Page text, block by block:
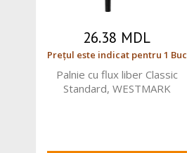
26.38 MDL
Prețul este indicat pentru 1 Buc
Palnie cu flux liber Classic
Standard, WESTMARK